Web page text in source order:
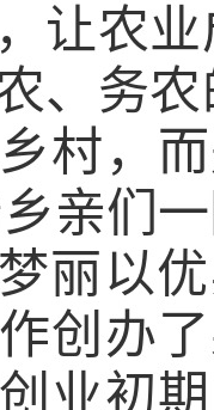
让农
、务农
村，
亲们
丽以
创办
业初